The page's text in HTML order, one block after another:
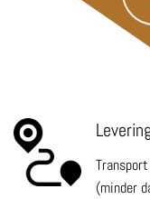
(minder